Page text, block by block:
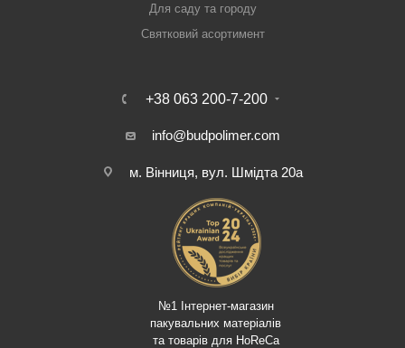
Для саду та городу
Святковий асортимент
+38 063 200-7-200
info@budpolimer.com
м. Вінниця, вул. Шмідта 20а
№1 Інтернет-магазин
пакувальних матеріалів
та товарів для HoReCa